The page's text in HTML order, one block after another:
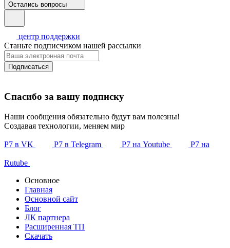
Остались вопросы
центр поддержки
Станьте подписчиком нашей рассылки
Подписаться
Спасибо за вашу подписку
Наши сообщения обязательно будут вам полезны!
Создавая технологии, меняем мир
Р7 в VK Р7 в Telegram Р7 на Youtube Р7 на
Rutube
Основное
Главная
Основной сайт
Блог
ЛК партнера
Расширенная ТП
Скачать